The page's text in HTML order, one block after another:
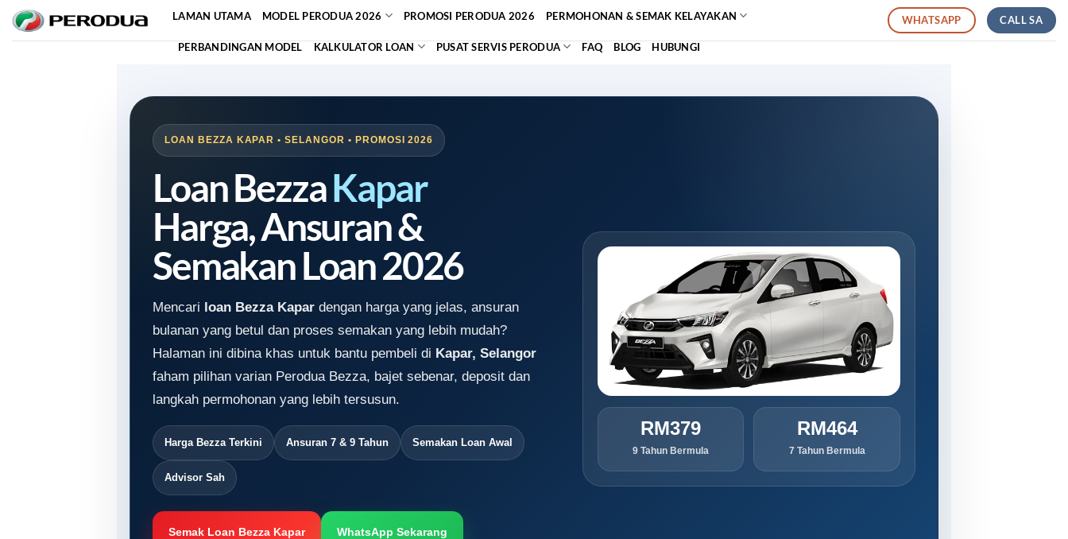
Skip
LAMAN UTAMA MODEL PERODUA 2026 PROMOSI PERODUA 2026 PERMOHONAN & SEMAK KELAYAKAN
PERBANDINGAN MODEL KALKULATOR LOAN PUSAT SERVIS PERODUA FAQ BLOG HUBUNGI
WHATSAPP CALL SA
LOAN BEZZA KAPAR • SELANGOR • PROMOSI 2026
Loan BezzaKapar
Harga, Ansuran &
Semakan Loan 2026
Mencari loan Bezza Kapar dengan harga yang jelas, ansuran
bulanan yang betul dan proses semakan yang lebih mudah?
Halaman ini dibina khas untuk bantu pembeli di Kapar, Selangor
faham pilihan varian Perodua Bezza, bajet sebenar, deposit dan
langkah permohonan yang lebih tersusun.
Harga Bezza Terkini Ansuran 7 & 9 Tahun Semakan Loan Awal
Advisor Sah
Semak Loan Bezza Kapar WhatsApp Sekarang
RM379
9 Tahun Bermula
RM464
7 Tahun Bermula